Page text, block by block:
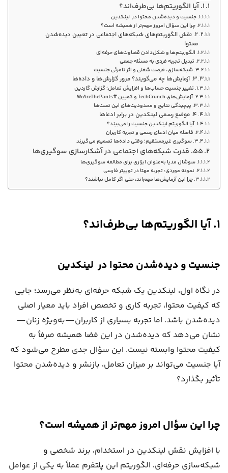
۱. آیا الگوریتم‌ها بی‌طرف‌اند؟
جنسیت و دیده‌شدن محتوا در لینکدین
چرا این سؤال امروز مهم‌تر از همیشه است؟
۲. نقش الگوریتم‌های شبکه‌های اجتماعی در تعیین دیده‌شدن
محتوا
الگوریتم‌ها و شکل‌دادن قضاوت‌های حرفه‌ای
تبدیل تجربه فردی به مسئله جمعی
شبکه‌سازی، فرصت شغلی و اثر نامرئی جنسیت
۳. آزمایش‌ها چه می‌گویند؟ مرور گزارش‌ها و داده‌ها
تغییر جنسیت حساب‌ها و افزایش تعامل؛ گزارش گاردین
آزمایش‌های TechCrunch و کمپین #WeAreThePants
پیچیدگی نتایج و محدودیت‌های این تست‌ها
۴. موضع رسمی لینکدین در برابر ادعاها
آیا الگوریتم لینکدین جنسیت را می‌بیند؟
فاصله میان ادعای رسمی و تجربه کاربران
سوگیری غیرمستقیم؛ وقتی داده‌ها تصمیم می‌گیرند
۵۵. قدرت شبکه‌های اجتماعی در آشکارسازی سوگیری‌ها
سوشال مدیا به‌عنوان ابزاری برای مطالعه سوگیری‌ها
نمونه موردی: تجربه مهتا در توییتر فارسی
چرا این آزمایش‌ها مهم‌اند، حتی اگر کامل نباشند؟
۱. آیا الگوریتم‌ها بی‌طرف‌اند؟
جنسیت و دیده‌شدن محتوا در لینکدین
در نگاه اول، لینکدین یک شبکه حرفه‌ای به‌نظر می‌رسد؛ جایی
که کیفیت محتوا، تجربه کاری و تخصص افراد باید معیار اصلی
دیده‌شدن باشد. اما تجربه بسیاری از کاربران—به‌ویژه زنان—
نشان می‌دهد که دیده‌شدن در این فضا همیشه صرفاً به
کیفیت محتوا وابسته نیست. این سؤال جدی مطرح می‌شود که
آیا جنسیت می‌تواند بر میزان تعامل، بازنشر و دیده‌شدن محتوا
تأثیر بگذارد؟
چرا این سؤال امروز مهم‌تر از همیشه است؟
با افزایش نقش لینکدین در استخدام، برند شخصی و
شبکه‌سازی حرفه‌ای، الگوریتم این پلتفرم عملاً به یکی از عوامل